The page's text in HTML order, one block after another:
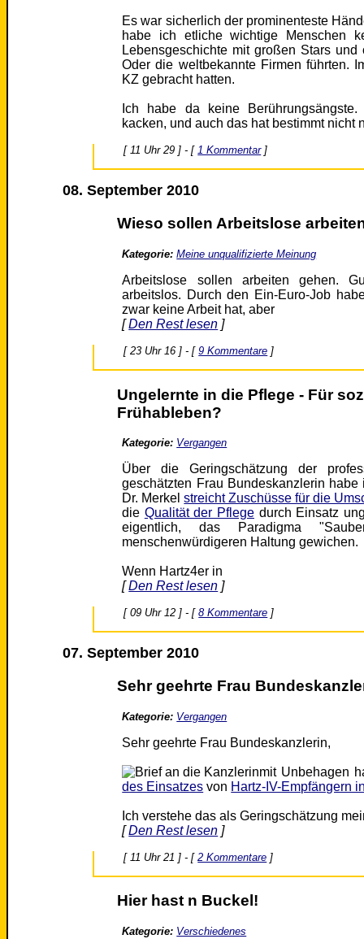
Es war sicherlich der prominenteste
habe ich etliche wichtige Menschen
Lebensgeschichte mit großen Stars
Oder die weltbekannte Firmen führten.
KZ gebracht hatten.
Ich habe da keine
kacken, und auch das hat bestimmt nicht
[ 11 Uhr 29 ] - [1 Kommentar]
08. September 2010
Wieso sollen Arbeitslose
Kategorie: Meine unqualifizierte Meinung
Arbeitslose sollen arbeiten gehen.
arbeitslos. Durch den Ein-Euro-Job
zwar keine Arbeit hat, aber
[Den Rest lesen ]
[ 23 Uhr 16 ] - [9 Kommentare ]
Ungelernte in die Pflege - Für
Frühableben?
Kategorie: Vergangen
Über die Geringschätzung der
geschätzten Frau Bundeskanzlerin
Dr. Merkelstreicht Zuschüsse für die
die Qualität der Pflegedurch Einsatz
eigentlich, das Paradigma
menschenwürdigeren Haltung gewichen.
Wenn Hartz4er in
[Den Rest lesen ]
[ 09 Uhr 12 ] - [8 Kommentare ]
07. September 2010
Sehr geehrte Frau
Kategorie: Vergangen
Sehr geehrte Frau Bundeskanzlerin,
mit Unbehagen
des Einsatzes von Hartz-IV-Empfängern
Ich verstehe das als Geringschätzung
[Den Rest lesen ]
[ 11 Uhr 21 ] - [2 Kommentare ]
Hier hast n Buckel!
Kategorie: Verschiedenes